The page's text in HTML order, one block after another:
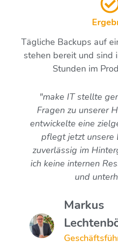
Tägliche Backups auf
stehen bereit und sind
Stunden im
"make IT stellte
Fragen zu unserer
entwickelte eine
pflegt jetzt unsere
zuverlässig im
ich keine internen
und
Markus